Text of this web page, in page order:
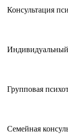
Консультация
Индивидуальный
Групповая
Семейная